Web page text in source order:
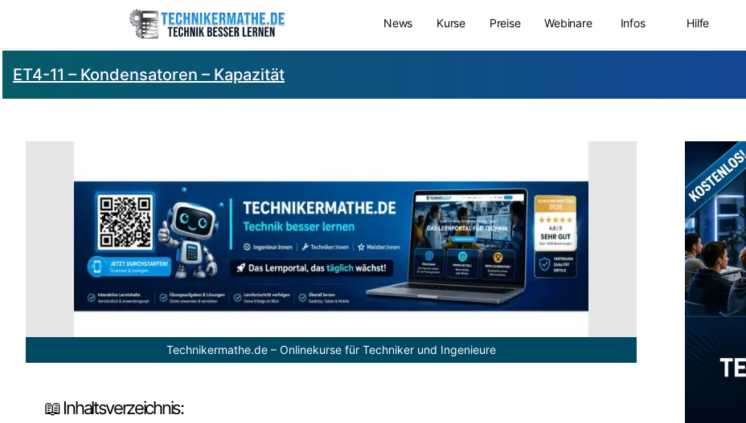
News Kurse Preise Webinare Infos Hilfe
ET4-11 – Kondensatoren – Kapazität
Technikermathe.de – Onlinekurse für Techniker und Ingenieure
📖 Inhaltsverzeichnis: